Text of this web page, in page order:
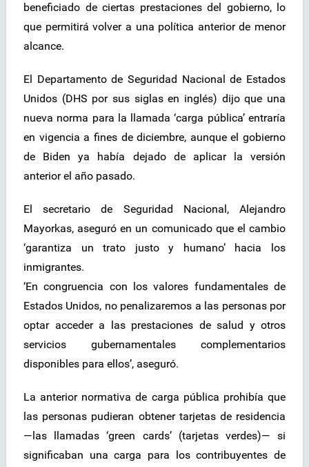
beneficiado de ciertas prestaciones del gobierno, lo
que permitirá volver a una política anterior de menor
alcance.
El Departamento de Seguridad Nacional de Estados
Unidos (DHS por sus siglas en inglés) dijo que una
nueva norma para la llamada ‘carga pública’ entraría
en vigencia a fines de diciembre, aunque el gobierno
de Biden ya había dejado de aplicar la versión
anterior el año pasado.
El secretario de Seguridad Nacional, Alejandro
Mayorkas, aseguró en un comunicado que el cambio
‘garantiza un trato justo y humano’ hacia los
inmigrantes.
‘En congruencia con los valores fundamentales de
Estados Unidos, no penalizaremos a las personas por
optar acceder a las prestaciones de salud y otros
servicios gubernamentales complementarios
disponibles para ellos’, aseguró.
La anterior normativa de carga pública prohibía que
las personas pudieran obtener tarjetas de residencia
—las llamadas ‘green cards’ (tarjetas verdes)— si
significaban una carga para los contribuyentes de